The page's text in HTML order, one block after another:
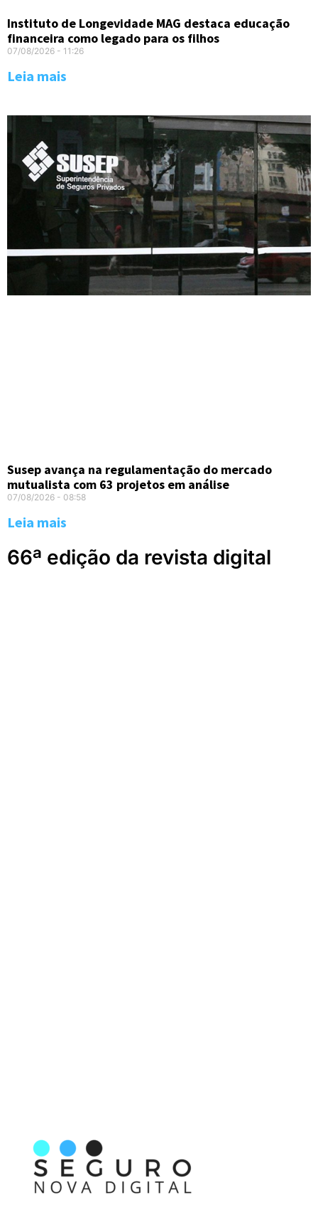
Instituto de Longevidade MAG destaca educação
financeira como legado para os filhos
07/08/2026 11:26
Leia mais
Susep avança na regulamentação do mercado
mutualista com 63 projetos em análise
07/08/2026 08:58
Leia mais
66ª edição da revista digital